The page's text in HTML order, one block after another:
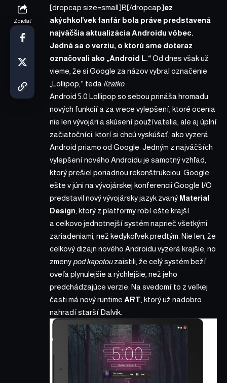
Zdieľať
[dropcap size=small]B[/dropcap]ez
akýchkoľvek fanfár bola práve predstavená
najväčšia aktualizácia Androidu vôbec.
Jedná sa o verziu, o ktorú sme doteraz
označovali ako „Android L.“Od dnes však už
vieme, že si Google za názov vybral označenie
„Lollipop,“ teda lízatko.
Android 5.0 Lollipop so sebou prináša hromadu
nových funkcií a za vrece vylepšení, ktoré ocenia
nie len vývojári a skúsení používatelia, ale aj úplní
začiatočníci, ktorí si chcú vyskúšať, ako vyzerá
Android priamo od Google. Jedným z najväčších
vylepšení nového Androidu je samotný vzhľad,
ktorý prešiel poriadnou rekonštrukciou. Google
ešte v júni na vývojárskej konferencii Google I/O
predstavil nový vývojársky jazyk zvaný Material
Design , ktorý z platformy robí ešte krajší
a celkovo jednotnejší systém naprieč všetkými
zariadeniami, než kedykoľvek predtým. Nie len, že
celkový dizajn nového Androidu vyzerá krajšie, no
zmeny pod kapotouzaistili, že celý systém beží
oveľa plynulejšie a rýchlejšie, než jeho
predchádzajúce verzie. Na svedomí to z veľkej
časti má nový runtime ART , ktorý už nadobro
nahradí starší Dalvik.